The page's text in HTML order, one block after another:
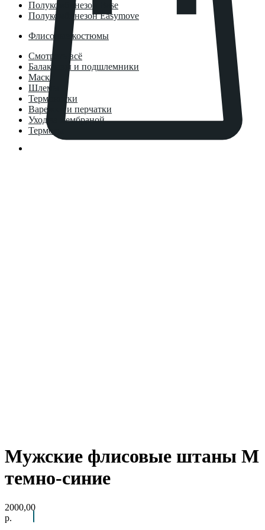
Полукомбинезон Base
Полукомбинезон Easymove
Флисовые костюмы
Смотреть всё
Балаклавы и подшлемники
Маски
Шлемы
Термоноски
Варежки и перчатки
Уход за мембраной
Термосы
Мужские флисовые штаны М
темно-синие
2000,00
р.